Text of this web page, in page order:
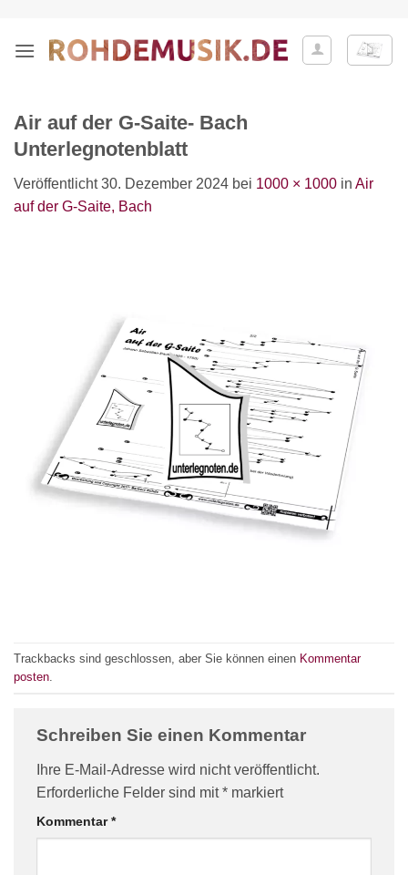
springen
Air auf der G-Saite- Bach
Unterlegnotenblatt
Veröffentlicht30. Dezember 2024 bei 1000 × 1000 in Air
auf der G-Saite, Bach
Trackbacks sind geschlossen, aber Sie können einen Kommentar
posten
Schreiben Sie einen Kommentar
Ihre E-Mail-Adresse wird nicht veröffentlicht.
Erforderliche Felder sind mit* markiert
Kommentar*